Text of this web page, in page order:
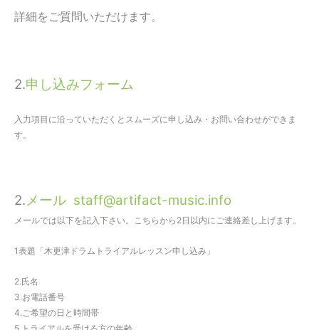
詳細をご質問いただけます。
2.申し込みフォーム
入力項目に沿っていただくとスムーズに申し込み・お問い合わせができま
す。
2.メール staff@artifact-music.info
メールでは以下を記入下さい。こちらから2日以内にご連絡差し上げます。
1表題「木更津ドラムトライアルレッスン申し込み」
2.氏名
3.お電話番号
4.ご希望の日と時間帯